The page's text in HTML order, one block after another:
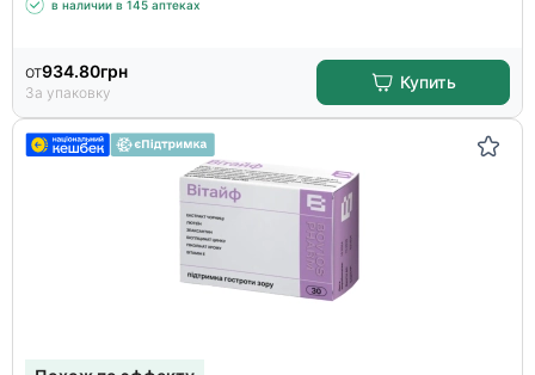
в наличии в 145 аптеках
от934.80грн
За упаковку
Купить